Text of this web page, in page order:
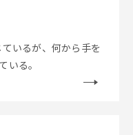
いるが、何から手を
いる。